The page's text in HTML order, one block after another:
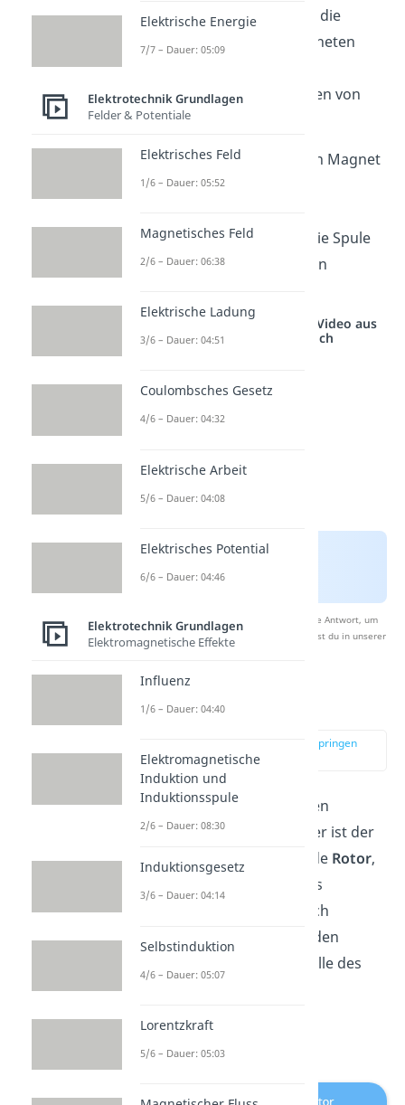
zwischen den Spulen oder die
Spulen innerhalb des Magneten
unterschiedliche Bauformen von
Generatoren:
Innenpolgenerator:
ein Magnet
dreht sich zwischen
Außenpolgenerator:
die Spule
dreht sich zwischen den
Studyflix vernetzt: Hier ein Video aus
einem anderen Bereich
Nach Beantwortung speichern wir deine Antwort, um
Studyflix zu verbessern. Mehr dazu erfährst du in unserer
Innenpolgenerator
zur Stelle im Video springen
(01:04)
Sehen wir uns zunächst den
Innenpolgenerator
an. Hier ist der
Magnet
der innen stehende Rotor,
also der rotierende Teil des
Generators. Er befindet sich
zwischen zwei
feststehenden
. Sie nehmen die Rolle des
elektrische Spannung als
Elektrische Energie
7/7 – Dauer: 05:09
Elektrotechnik Grundlagen
Felder & Potentiale
Elektrisches Feld
1/6 – Dauer: 05:52
Magnetisches Feld
2/6 – Dauer: 06:38
Elektrische Ladung
3/6 – Dauer: 04:51
Coulombsches Gesetz
4/6 – Dauer: 04:32
Elektrische Arbeit
5/6 – Dauer: 04:08
Elektrisches Potential
6/6 – Dauer: 04:46
Elektrotechnik Grundlagen
Elektromagnetische Effekte
Influenz
1/6 – Dauer: 04:40
Elektromagnetische
Induktion und
Induktionsspule
2/6 – Dauer: 08:30
Induktionsgesetz
3/6 – Dauer: 04:14
Selbstinduktion
4/6 – Dauer: 05:07
Lorentzkraft
5/6 – Dauer: 05:03